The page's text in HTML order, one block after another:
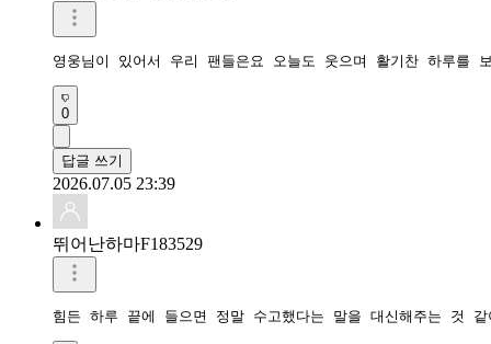
0
답글 쓰기
2026.07.05 23:39
뛰어난하마F183529